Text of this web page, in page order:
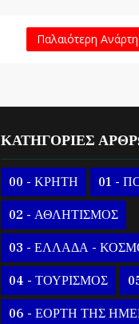
Παλαιότερη
ΚΑΤΗΓΟΡΙΕΣ
00 - ΚΡΗΤΗ 01 -
02 - ΑΘΛΗΤΙΣΜΟΣ
03 - ΕΛΛΑΔΑ -
04 - ΤΟΥΡΙΣΜΟΣ
06 - ΕΟΡΤΗ ΤΗΣ